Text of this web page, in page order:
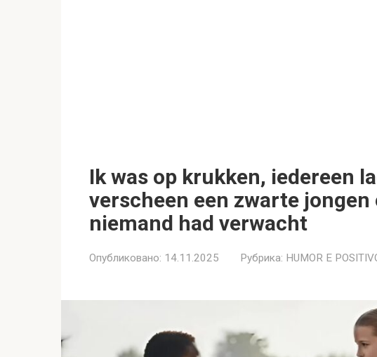
Ik was op krukken, iedereen
verscheen een zwarte jongen
niemand had verwacht
Опубликовано: 14.11.2025 Рубрика: HUMOR E